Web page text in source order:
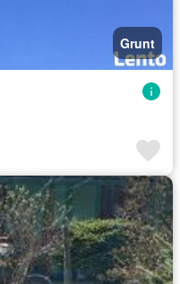
Grunt